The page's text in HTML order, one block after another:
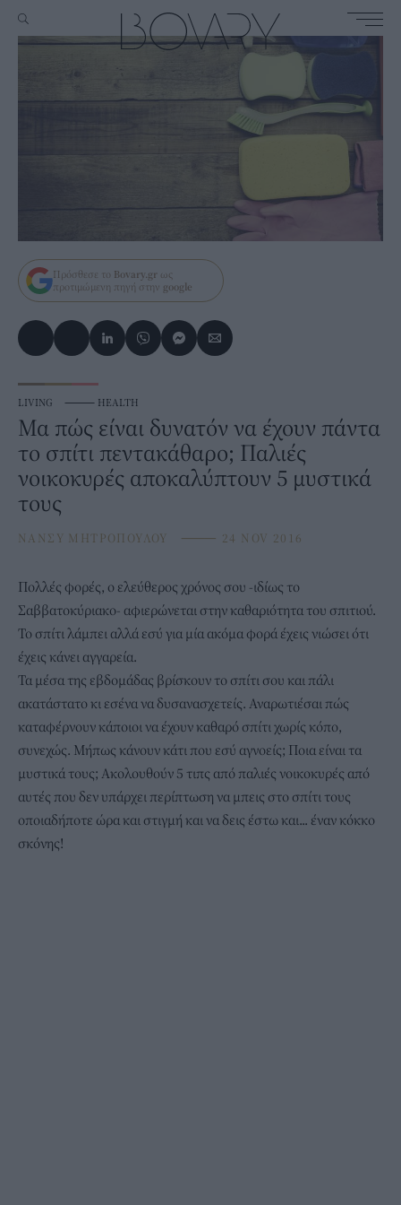
Πρόσθεσε το Bovary.gr ως
προτιμώμενη πηγή στην google
LIVING ⸻ HEALTH
Μα πώς είναι δυνατόν να έχουν πάντα
το σπίτι πεντακάθαρο; Παλιές
νοικοκυρές αποκαλύπτουν 5 μυστικά
τους
ΝΑΝΣΥ ΜΗΤΡΟΠΟΥΛΟΥ ⸻ 24 NOV 2016
Πολλές φορές, ο ελεύθερος χρόνος σου -ιδίως το
Σαββατοκύριακο- αφιερώνεται στην καθαριότητα του σπιτιού.
Το σπίτι λάμπει αλλά εσύ για μία ακόμα φορά έχεις νιώσει ότι
έχεις κάνει αγγαρεία.
Τα μέσα της εβδομάδας βρίσκουν το σπίτι σου και πάλι
ακατάστατο κι εσένα να δυσανασχετείς. Αναρωτιέσαι πώς
καταφέρνουν κάποιοι να έχουν καθαρό σπίτι χωρίς κόπο,
συνεχώς. Μήπως κάνουν κάτι που εσύ αγνοείς; Ποια είναι τα
μυστικά τους; Ακολουθούν 5 τιπς από παλιές νοικοκυρές από
αυτές που δεν υπάρχει περίπτωση να μπεις στο σπίτι τους
οποιαδήποτε ώρα και στιγμή και να δεις έστω και... έναν κόκκο
σκόνης!